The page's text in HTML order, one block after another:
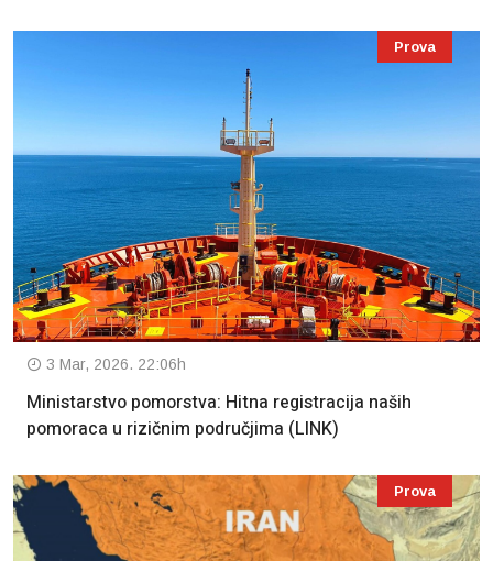
Prova
3 Mar, 2026. 22:06h
Ministarstvo pomorstva: Hitna registracija naših
pomoraca u rizičnim područjima (LINK)
Prova